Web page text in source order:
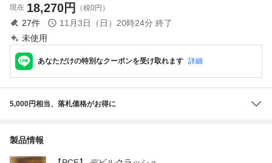
現在 18,270円 （税0円）
27件 11月3日（日）20時24分 終了
未使用
あなただけの特別なクーポンを受け取れます 詳細
5,000円相当、落札価格がお得に
製品情報